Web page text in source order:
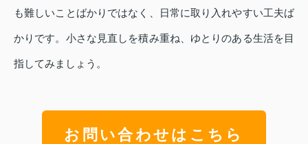
も難しいことばかりではなく、日常に取り入れやすい工夫ば
かりです。小さな見直しを積み重ね、ゆとりのある生活を目
指してみましょう。
お問い合わせはこちら